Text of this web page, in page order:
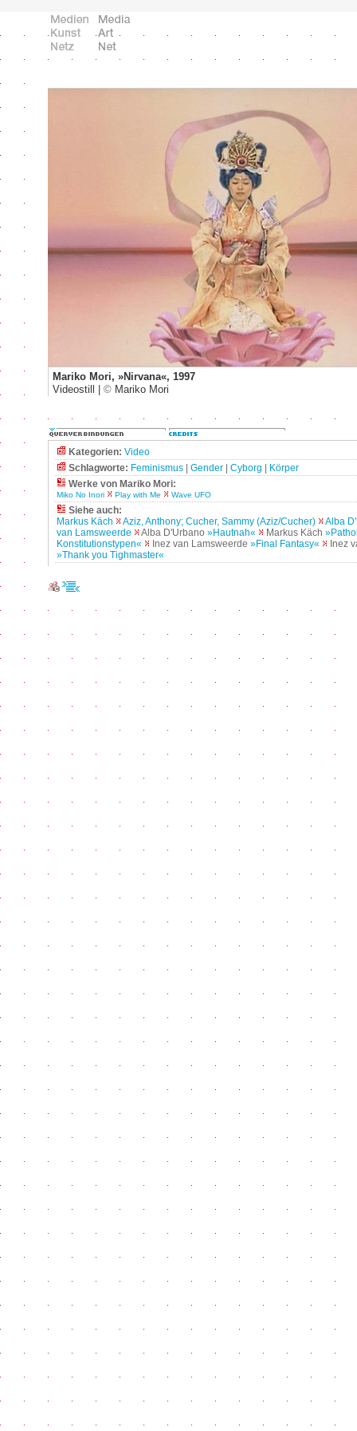
Mariko Mori, »Nirvana«, 1997
Videostill | © Mariko Mori
Kategorien: Video
Schlagworte: Feminismus Gender Cyborg
Körper
Werke von Mariko Mori:
Miko No Inori Play with Me Wave UFO
Siehe auch:
Markus Käch
Aziz, Anthony; Cucher, Sammy (Aziz/Cucher)
Alba
van Lamsweerde
Alba D'Urbano »Hautnah« Markus Käch
Konstitutionstypen«
Inez van Lamsweerde »Final Fantasy«
Inez
»Thank you Tighmaster«